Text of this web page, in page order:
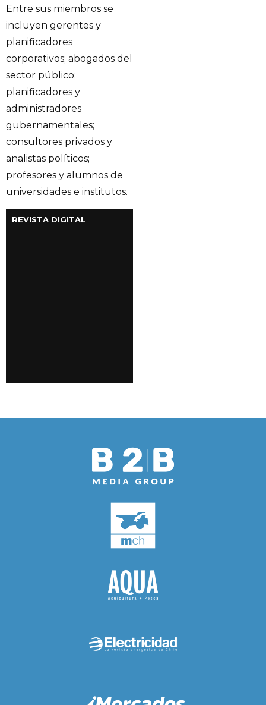
Entre sus miembros se
incluyen gerentes y
planificadores
corporativos; abogados del
sector público;
planificadores y
administradores
gubernamentales;
consultores privados y
analistas políticos;
profesores y alumnos de
universidades e institutos.
REVISTA DIGITAL